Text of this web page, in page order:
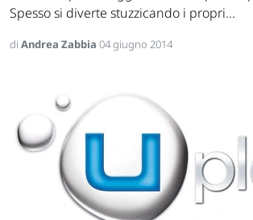
Spesso si diverte stuzzicando i propri...
di Andrea Zabbia 04 giugno 2014